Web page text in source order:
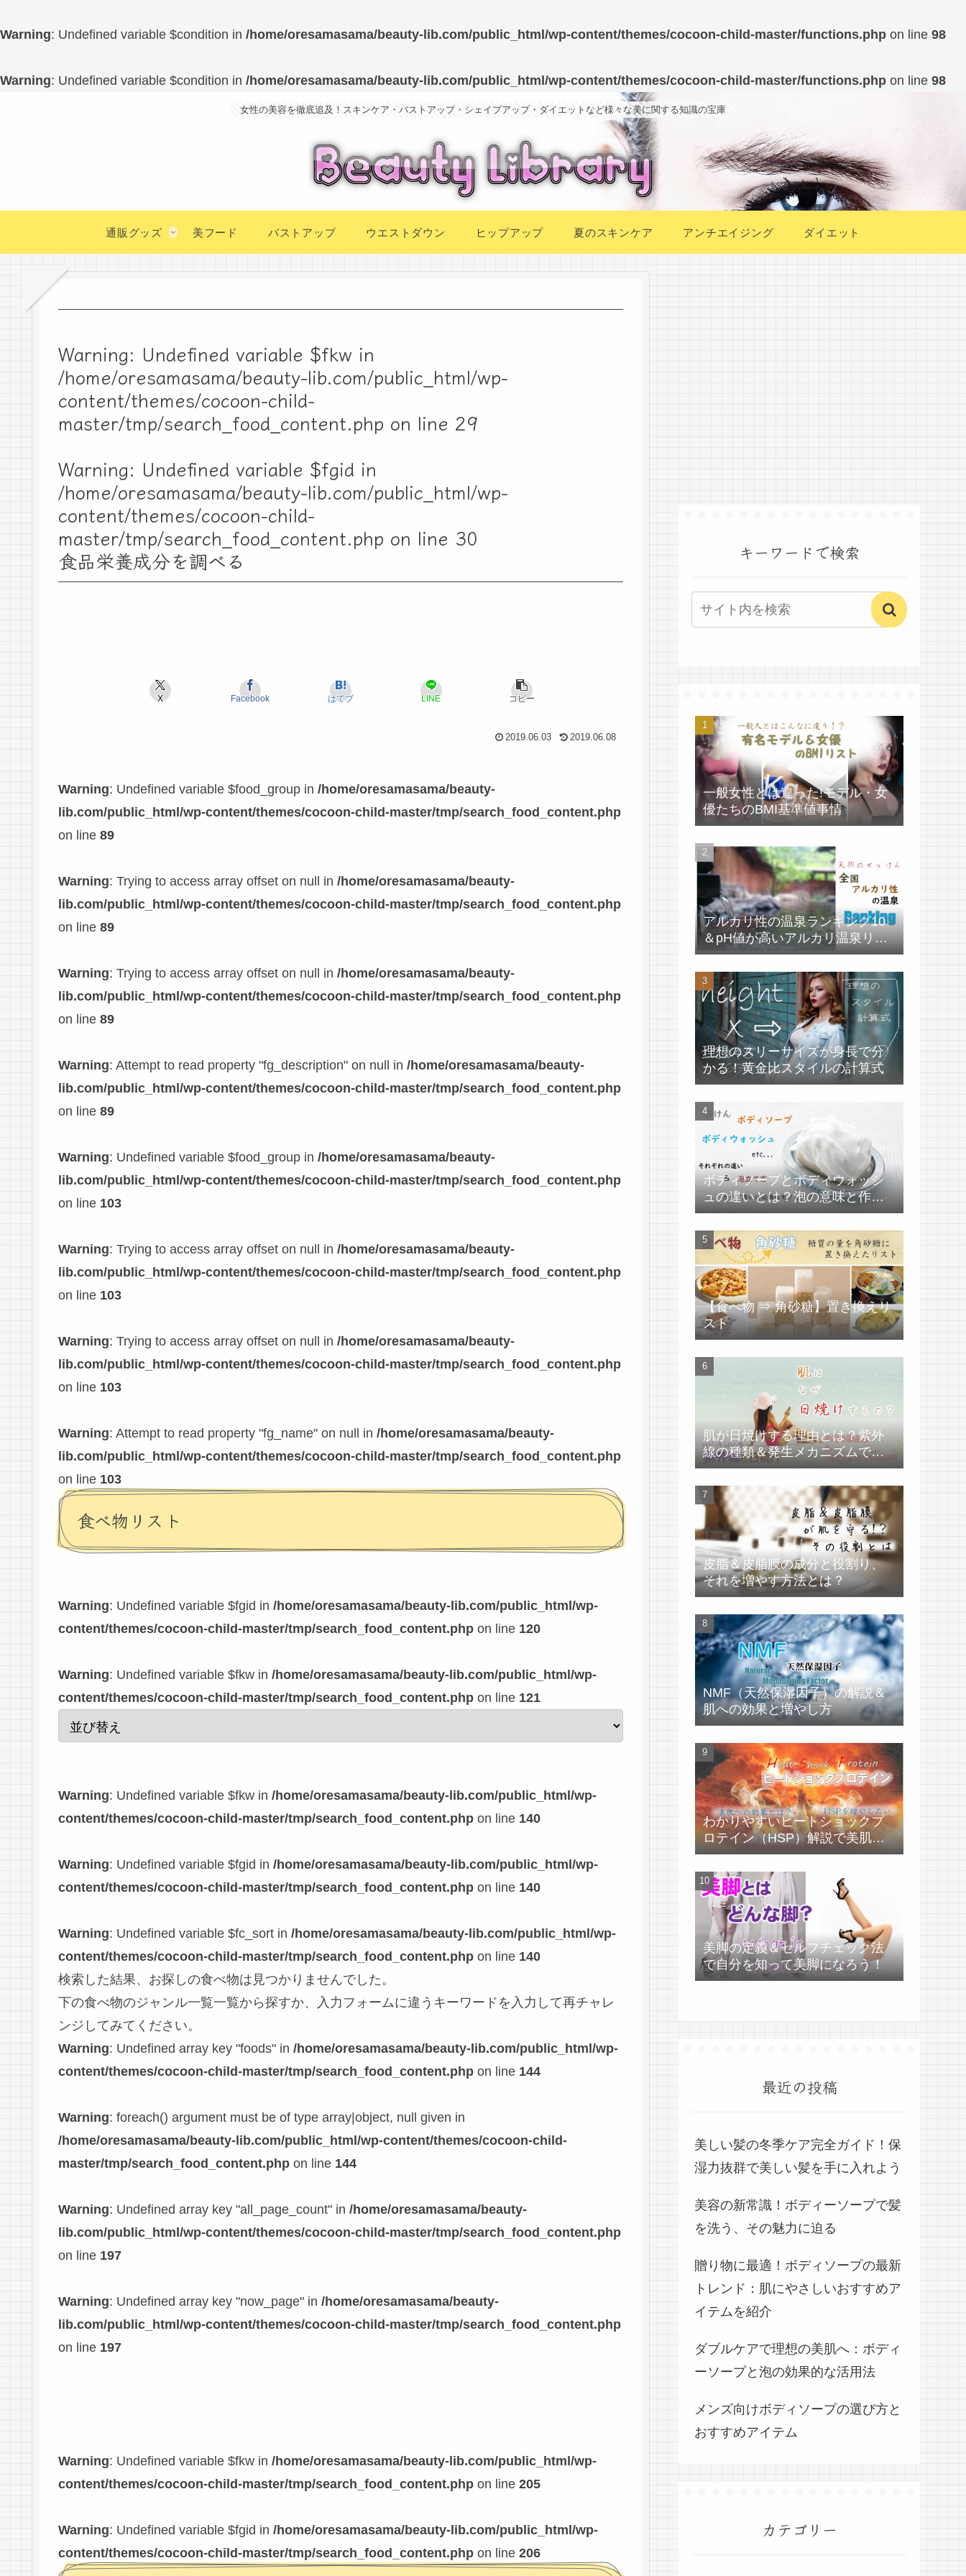
Warning: Undefined variable $condition in /home/oresamasama/beauty-lib.com/public_html/wp-content/themes/cocoon-child-master/functions.php on line 98
Warning: Undefined variable $condition in /home/oresamasama/beauty-lib.com/public_html/wp-content/themes/cocoon-child-master/functions.php on line 98
女性の美容を徹底追及！スキンケア・バストアップ・シェイプアップ・ダイエットなど様々な美に関する知識の宝庫
通販グッズ 美フード バストアップ ウエストダウン ヒップアップ 夏のスキンケア アンチエイジング ダイエット
Warning: Undefined variable $fkw in
/home/oresamasama/beauty-lib.com/public_html/wp-
content/themes/cocoon-child-
master/tmp/search_food_content.php on line 29
Warning: Undefined variable $fgid in
/home/oresamasama/beauty-lib.com/public_html/wp-
content/themes/cocoon-child-
master/tmp/search_food_content.php on line 30
食品栄養成分を調べる
X Facebook はてブ LINE コピー
2019.06.03 2019.06.08
Warning: Undefined variable $food_group in /home/oresamasama/beauty-
lib.com/public_html/wp-content/themes/cocoon-child-master/tmp/search_food_content.php
on line 89
Warning: Trying to access array offset on null in /home/oresamasama/beauty-
lib.com/public_html/wp-content/themes/cocoon-child-master/tmp/search_food_content.php
on line 89
Warning: Trying to access array offset on null in /home/oresamasama/beauty-
lib.com/public_html/wp-content/themes/cocoon-child-master/tmp/search_food_content.php
on line 89
Warning: Attempt to read property "fg_description" on null in /home/oresamasama/beauty-
lib.com/public_html/wp-content/themes/cocoon-child-master/tmp/search_food_content.php
on line 89
Warning: Undefined variable $food_group in /home/oresamasama/beauty-
lib.com/public_html/wp-content/themes/cocoon-child-master/tmp/search_food_content.php
on line 103
Warning: Trying to access array offset on null in /home/oresamasama/beauty-
lib.com/public_html/wp-content/themes/cocoon-child-master/tmp/search_food_content.php
on line 103
Warning: Trying to access array offset on null in /home/oresamasama/beauty-
lib.com/public_html/wp-content/themes/cocoon-child-master/tmp/search_food_content.php
on line 103
Warning: Attempt to read property "fg_name" on null in /home/oresamasama/beauty-
lib.com/public_html/wp-content/themes/cocoon-child-master/tmp/search_food_content.php
on line 103
食べ物リスト
Warning: Undefined variable $fgid in /home/oresamasama/beauty-lib.com/public_html/wp-
content/themes/cocoon-child-master/tmp/search_food_content.php on line 120
Warning: Undefined variable $fkw in /home/oresamasama/beauty-lib.com/public_html/wp-
content/themes/cocoon-child-master/tmp/search_food_content.php on line 121
Warning: Undefined variable $fkw in /home/oresamasama/beauty-lib.com/public_html/wp-
content/themes/cocoon-child-master/tmp/search_food_content.php on line 140
Warning: Undefined variable $fgid in /home/oresamasama/beauty-lib.com/public_html/wp-
content/themes/cocoon-child-master/tmp/search_food_content.php on line 140
Warning: Undefined variable $fc_sort in /home/oresamasama/beauty-lib.com/public_html/wp-
content/themes/cocoon-child-master/tmp/search_food_content.php on line 140
検索した結果、お探しの食べ物は見つかりませんでした。
下の食べ物のジャンル一覧一覧から探すか、入力フォームに違うキーワードを入力して再チャレ
ンジしてみてください。
Warning: Undefined array key "foods" in /home/oresamasama/beauty-lib.com/public_html/wp-
content/themes/cocoon-child-master/tmp/search_food_content.php on line 144
Warning: foreach() argument must be of type array|object, null given in
/home/oresamasama/beauty-lib.com/public_html/wp-content/themes/cocoon-child-
master/tmp/search_food_content.php on line 144
Warning: Undefined array key "all_page_count" in /home/oresamasama/beauty-
lib.com/public_html/wp-content/themes/cocoon-child-master/tmp/search_food_content.php
on line 197
Warning: Undefined array key "now_page" in /home/oresamasama/beauty-
lib.com/public_html/wp-content/themes/cocoon-child-master/tmp/search_food_content.php
on line 197
Warning: Undefined variable $fkw in /home/oresamasama/beauty-lib.com/public_html/wp-
content/themes/cocoon-child-master/tmp/search_food_content.php on line 205
Warning: Undefined variable $fgid in /home/oresamasama/beauty-lib.com/public_html/wp-
content/themes/cocoon-child-master/tmp/search_food_content.php on line 206
キーワードで検索
一般女性とは違った!モデル・女
優たちのBMI基準値事情
アルカリ性の温泉ランキング10
＆pH値が高いアルカリ温泉リス
ト
理想のスリーサイズが身長で分
かる！黄金比スタイルの計算式
ボディソープとボディウォッシ
ュの違いとは？泡の意味と作り
方
【食べ物 ⇒ 角砂糖】置き換えリ
スト
肌が日焼けする理由とは？紫外
線の種類＆発生メカニズムで学
ぶ
皮脂＆皮脂膜の成分と役割り、
それを増やす方法とは？
NMF（天然保湿因子）の解説＆
肌への効果と増やし方
わかりやすいヒートショックプ
ロテイン（HSP）解説で美肌づ
くり！
美脚の定義＆セルフチェック法
で自分を知って美脚になろう！
最近の投稿
美しい髪の冬季ケア完全ガイド！保
湿力抜群で美しい髪を手に入れよう
美容の新常識！ボディーソープで髪
を洗う、その魅力に迫る
贈り物に最適！ボディソープの最新
トレンド：肌にやさしいおすすめア
イテムを紹介
ダブルケアで理想の美肌へ：ボディ
ーソープと泡の効果的な活用法
メンズ向けボディソープの選び方と
おすすめアイテム
カテゴリー